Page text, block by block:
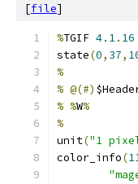
[file]
%TGIF 4.1. 16
state(0, 37,
%
% @(#)
% %W%
%
unit("1
color_info(